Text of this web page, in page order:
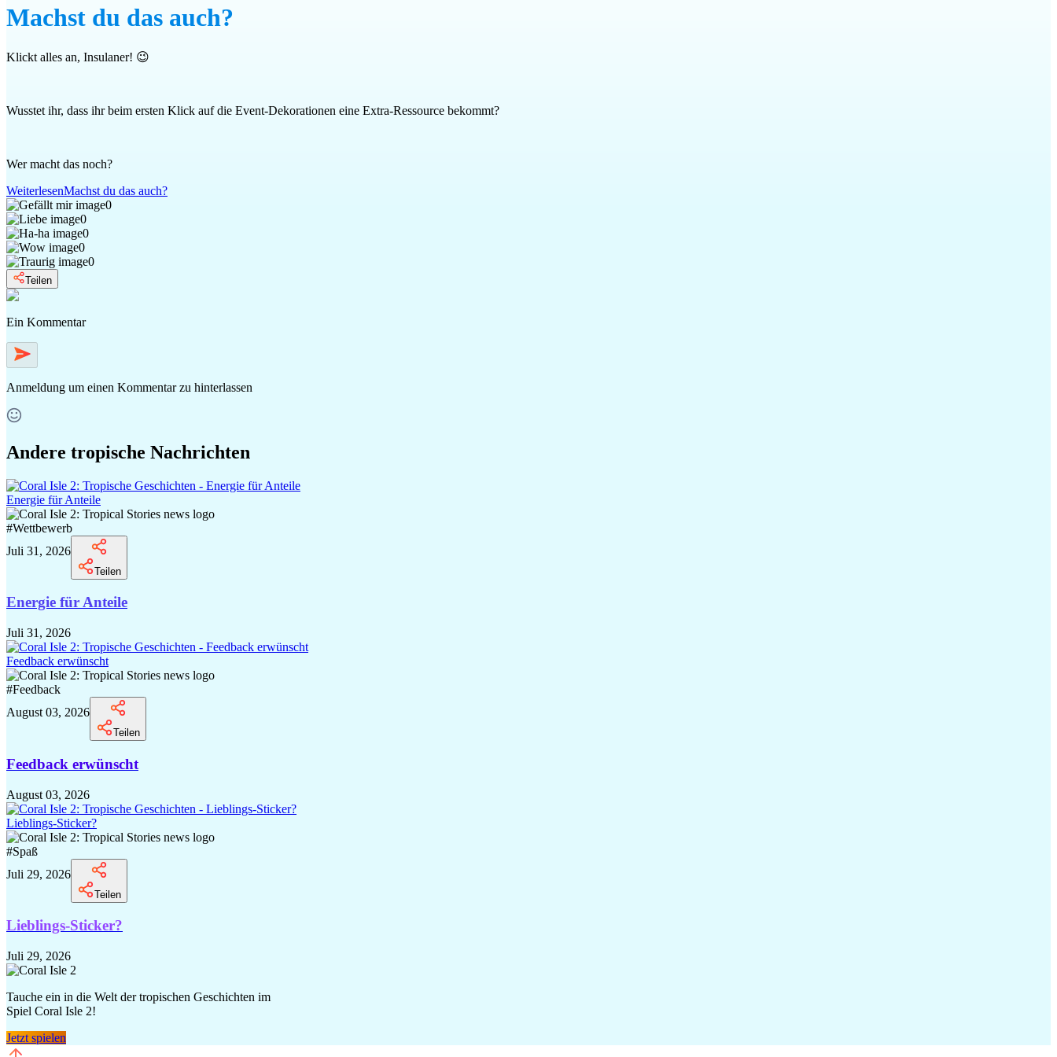
Machst du das auch?
Klickt alles an, Insulaner! 😉
Wusstet ihr, dass ihr beim ersten Klick auf die Event-Dekorationen eine Extra-Ressource bekommt?
Wer macht das noch?
WeiterlesenMachst du das auch?
0
0
0
0
0
Teilen
Ein Kommentar
Anmeldung um einen Kommentar zu hinterlassen
Andere tropische Nachrichten
Energie für Anteile
#Wettbewerb
Juli 31, 2026
Teilen
Energie für Anteile
Juli 31, 2026
Feedback erwünscht
#Feedback
August 03, 2026
Teilen
Feedback erwünscht
August 03, 2026
Lieblings-Sticker?
#Spaß
Juli 29, 2026
Teilen
Lieblings-Sticker?
Juli 29, 2026
Tauche ein in die Welt der tropischen Geschichten im
Spiel Coral Isle 2!
Jetzt spielen